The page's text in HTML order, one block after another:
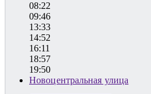
08:22
09:46
13:33
14:52
16:11
18:57
19:50
Новоцентральная улица